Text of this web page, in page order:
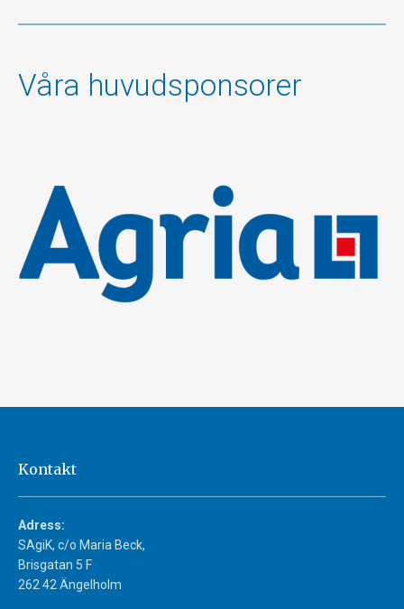
Våra huvudsponsorer
Kontakt
Adress:
SAgiK, c/o Maria Beck,
Brisgatan 5 F
262 42 Ängelholm